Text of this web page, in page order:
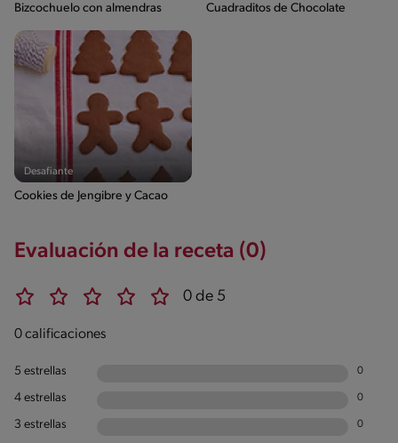
Bizcochuelo con almendras Cuadraditos de Chocolate
Desafiante
Cookies de Jengibre y Cacao
Evaluación de la receta (0)
0 de 5
0 calificaciones
5 estrellas 0
4 estrellas 0
3 estrellas 0